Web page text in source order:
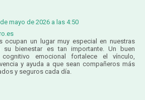
mayo de 2026 a las 4:50
ocupan un lugar muy especial en nuestras
bienestar es tan importante. Un buen
cognitivo emocional fortalece el vínculo,
y ayuda a que sean compañeros más
y seguros cada día.